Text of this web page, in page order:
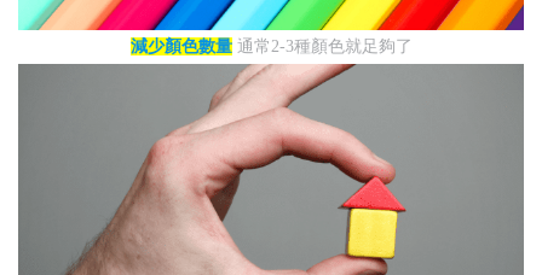
減少顏色數量通常2-3種顏色就足夠了